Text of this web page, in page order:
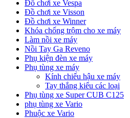
Đồ chơi xe Vespa
Đồ chơi xe Visson
Đồ chơi xe Winner
Khóa chống trộm cho xe máy
Làm nồi xe máy
Nồi Tay Ga Reveno
Phụ kiện đèn xe máy
Phụ tùng xe máy
Kính chiếu hậu xe máy
Tay thắng kiểu các loại
Phụ tùng xe Super CUB C125
phụ tùng xe Vario
Phuộc xe Vario